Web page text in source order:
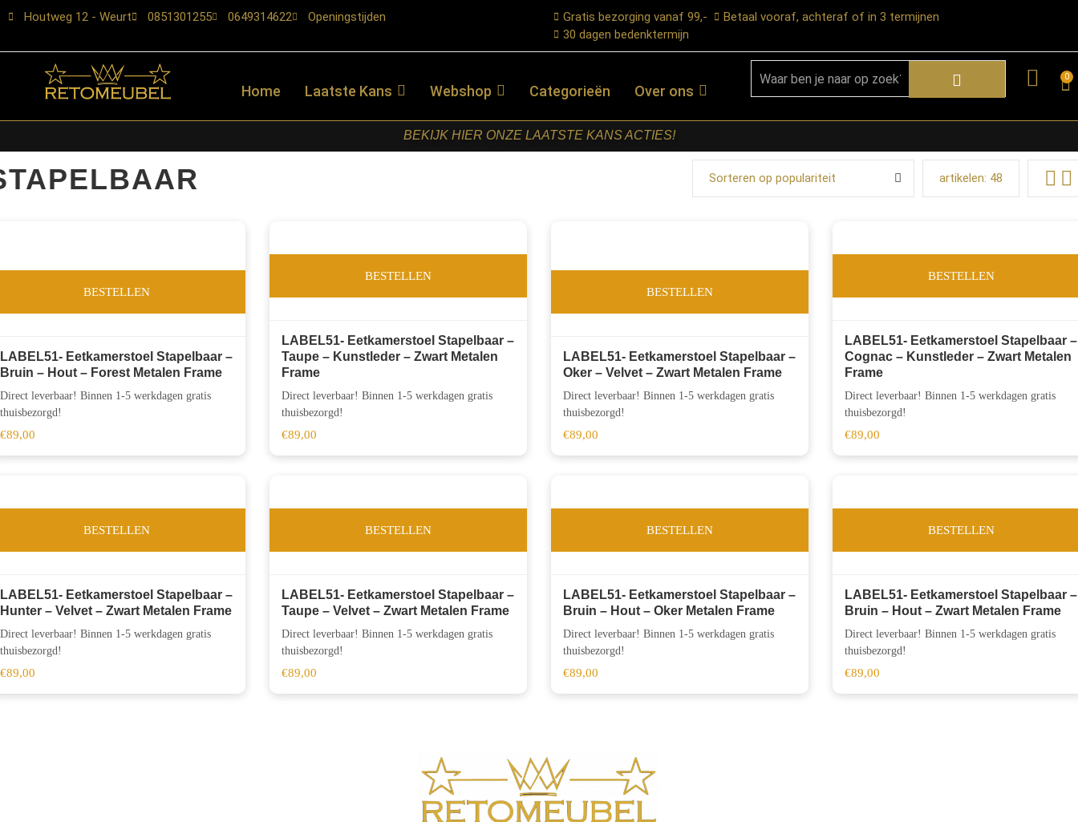
Houtweg 12 - Weurt 0851301255 0649314622 Openingstijden Gratis bezorging vanaf 99,-
Betaal vooraf, achteraf of in 3 termijnen
30 dagen bedenktermijn
Home Laatste Kans Webshop Categorieën Over ons
0
BEKIJK HIER ONZE LAATSTE KANS ACTIES!
Sorteren op populariteit artikelen: 48
BESTELLEN
LABEL51- Eetkamerstoel Stapelbaar –
Bruin – Hout – Forest Metalen Frame
Direct leverbaar! Binnen 1-5 werkdagen gratis
thuisbezorgd!
€89,00
BESTELLEN
LABEL51- Eetkamerstoel Stapelbaar –
Taupe – Kunstleder – Zwart Metalen
Frame
Direct leverbaar! Binnen 1-5 werkdagen gratis
thuisbezorgd!
€89,00
BESTELLEN
LABEL51- Eetkamerstoel Stapelbaar –
Oker – Velvet – Zwart Metalen Frame
Direct leverbaar! Binnen 1-5 werkdagen gratis
thuisbezorgd!
€89,00
BESTELLEN
LABEL51- Eetkamerstoel Stapelbaar –
Cognac – Kunstleder – Zwart Metalen
Frame
Direct leverbaar! Binnen 1-5 werkdagen gratis
thuisbezorgd!
€89,00
BESTELLEN
LABEL51- Eetkamerstoel Stapelbaar –
Hunter – Velvet – Zwart Metalen Frame
Direct leverbaar! Binnen 1-5 werkdagen gratis
thuisbezorgd!
€89,00
BESTELLEN
LABEL51- Eetkamerstoel Stapelbaar –
Taupe – Velvet – Zwart Metalen Frame
Direct leverbaar! Binnen 1-5 werkdagen gratis
thuisbezorgd!
€89,00
BESTELLEN
LABEL51- Eetkamerstoel Stapelbaar –
Bruin – Hout – Oker Metalen Frame
Direct leverbaar! Binnen 1-5 werkdagen gratis
thuisbezorgd!
€89,00
BESTELLEN
LABEL51- Eetkamerstoel Stapelbaar –
Bruin – Hout – Zwart Metalen Frame
Direct leverbaar! Binnen 1-5 werkdagen gratis
thuisbezorgd!
€89,00